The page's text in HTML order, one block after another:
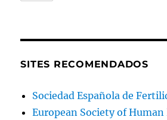
SITES RECOMENDADOS
Sociedad Española de
European Society of